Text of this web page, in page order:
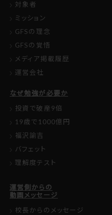
対象者
ミッション
GFSの理念
GFSの覚悟
メディア掲載履歴
運営会社
なぜ勉強が必要か
投資で破産9倍
19歳で1000億円
福沢諭吉
バフェット
理解度テスト
運営側からの
動画メッセージ
校長からのメッセージ